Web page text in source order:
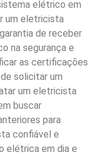
elétrico em
um eletricista
de receber
na segurança e
as certificações
solicitar um
um eletricista
buscar
para
confiável e
elétrica em dia e